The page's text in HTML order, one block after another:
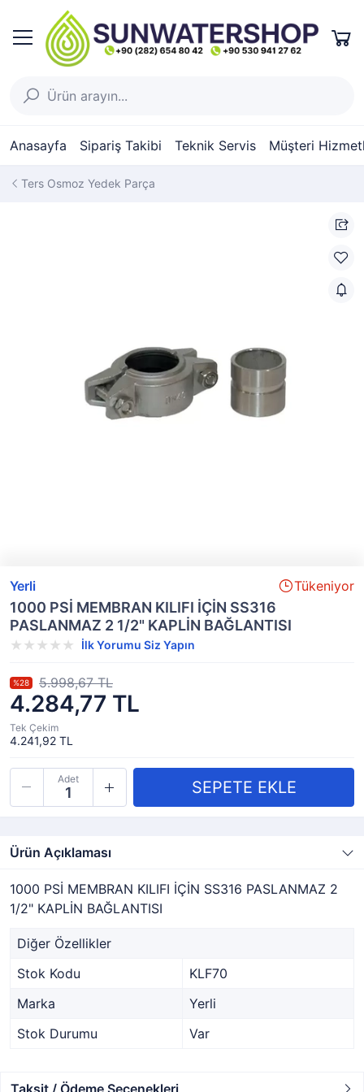
Anasayfa Sipariş Takibi Teknik Servis Müşteri
Ters Osmoz Yedek Parça
Yerli Tükeniyor
1000 PSİ MEMBRAN KILIFI İÇİN SS316
PASLANMAZ 2 1/2" KAPLİN BAĞLANTISI
İlk Yorumu Siz Yapın
4.284,77 TL
%28 5.998,67 TL
Tek Çekim
4.241,92 TL
Adet
Ürün Açıklaması
1000 PSİ MEMBRAN KILIFI İÇİN SS316 PASLANMAZ 2
1/2" KAPLİN BAĞLANTISI
Diğer Özellikler
Stok Kodu
KLF70
Marka
Yerli
Stok Durumu
Var
Taksit / Ödeme Seçenekleri